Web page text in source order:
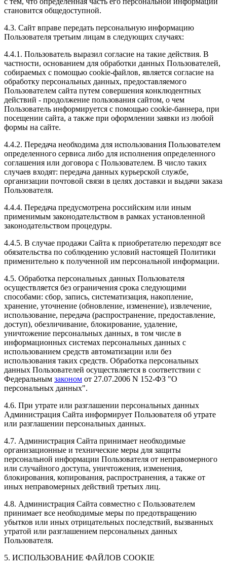
становится общедоступной.
4.3. Сайт вправе передать персональную информацию
Пользователя третьим лицам в следующих случаях:
4.4.1. Пользователь выразил согласие на такие действия. В
частности, основанием для обработки данных Пользователей,
собираемых с помощью cookie-файлов, является согласие на
обработку персональных данных, предоставляемого
Пользователем сайта путем совершения конклюдентных
действий - продолжение пользования сайтом, о чем
Пользователь информируется с помощью cookie-баннера, при
посещении сайта, а также при оформлении заявки из любой
формы на сайте.
4.4.2. Передача необходима для использования Пользователем
определенного сервиса либо для исполнения определенного
соглашения или договора с Пользователем. В число таких
случаев входят: передача данных курьерской службе,
организации почтовой связи в целях доставки и выдачи заказа
Пользователя.
4.4.4. Передача предусмотрена российским или иным
применимым законодательством в рамках установленной
законодательством процедуры.
4.4.5. В случае продажи Сайта к приобретателю переходят все
обязательства по соблюдению условий настоящей Политики
применительно к полученной им персональной информации.
4.5. Обработка персональных данных Пользователя
осуществляется без ограничения срока следующими
способами: сбор, запись, систематизация, накопление,
хранение, уточнение (обновление, изменение), извлечение,
использование, передача (распространение, предоставление,
доступ), обезличивание, блокирование, удаление,
уничтожение персональных данных, в том числе в
информационных системах персональных данных с
использованием средств автоматизации или без
использования таких средств. Обработка персональных
данных Пользователей осуществляется в соответствии с
Федеральным законом от 27.07.2006 N 152-ФЗ "О
персональных данных".
4.6. При утрате или разглашении персональных данных
Администрация Сайта информирует Пользователя об утрате
или разглашении персональных данных.
4.7. Администрация Сайта принимает необходимые
организационные и технические меры для защиты
персональной информации Пользователя от неправомерного
или случайного доступа, уничтожения, изменения,
блокирования, копирования, распространения, а также от
иных неправомерных действий третьих лиц.
4.8. Администрация Сайта совместно с Пользователем
принимает все необходимые меры по предотвращению
убытков или иных отрицательных последствий, вызванных
утратой или разглашением персональных данных
Пользователя.
5. ИСПОЛЬЗОВАНИЕ ФАЙЛОВ COOKIE